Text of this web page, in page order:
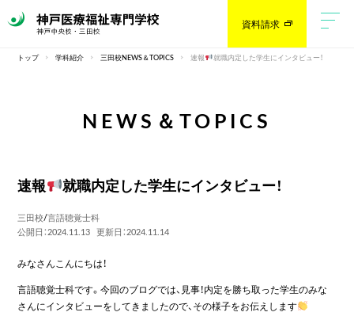
資料請求
トップ 学科紹介 三田校NEWS＆TOPICS 速報 就職内定した学生にインタビュー！
NEWS＆TOPICS
速報 就職内定した学生にインタビュー！
三田校/言語聴覚士科
公開日：2024.11.13 更新日：2024.11.14
みなさんこんにちは！
言語聴覚士科です。今回のブログでは、見事！内定を勝ち取った学生のみな
さんにインタビューをしてきましたので、その様子をお伝えします